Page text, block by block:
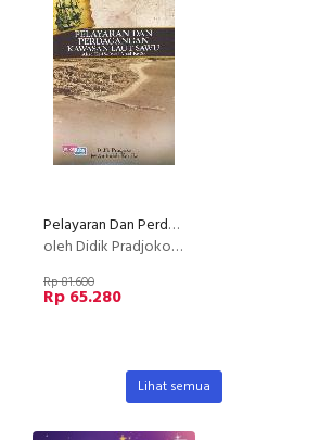
Pelayaran Dan Perdagangan Kawasan Laut Sawu (Abad Ke018-Awal Abad Ke-20)
oleh Didik Pradjoko & Friska Indah Kartika
Rp 81.600
Rp 65.280
Lihat semua